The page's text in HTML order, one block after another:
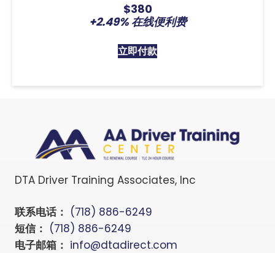
$380
+2.49% 在线便利费
立即付款
DTA Driver Training Associates, Inc
联系电话： (718) 886-6249
短信： (718) 886-6249
电子邮箱： info@dtadirect.com